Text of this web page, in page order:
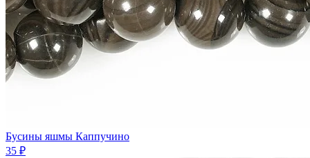
Бусины яшмы Каппучино
35 ₽